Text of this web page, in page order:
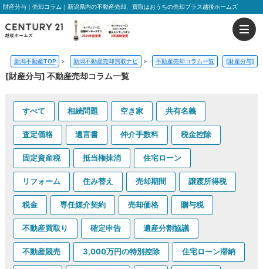
財産分与｜売却コラム｜新潟県内の不動産売却、買取はおうちの売却プラス越後ホームズ
新潟不動産TOP > 新潟不動産売却買取ナビ > 不動産売却コラム一覧 [財産分与]
[財産分与] 不動産売却コラム一覧
すべて 相続問題 空き家 共有名義
査定価格 遺言書 仲介手数料 税金控除
固定資産税 抵当権抹消 住宅ローン
リフォーム 住み替え 売却期間 譲渡所得税
税金 専任媒介契約 売却価格 贈与税
不動産買取り 確定申告 遺産分割協議
不動産競売 3,000万円の特別控除 住宅ローン滞納